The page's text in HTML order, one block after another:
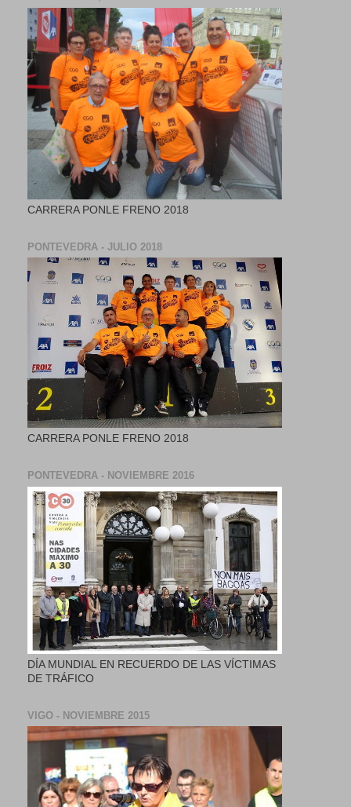
CARRERA PONLE FRENO 2018
PONTEVEDRA - JULIO 2018
CARRERA PONLE FRENO 2018
PONTEVEDRA - NOVIEMBRE 2016
DÍA MUNDIAL EN RECUERDO DE LAS VÍCTIMAS
DE TRÁFICO
VIGO - NOVIEMBRE 2015